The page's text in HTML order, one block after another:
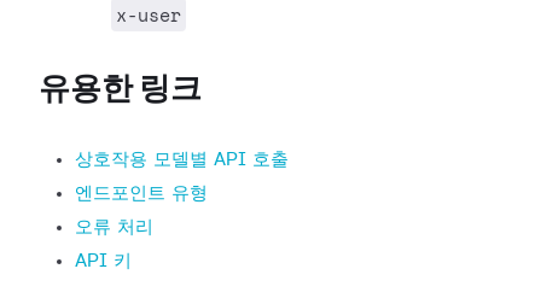
x-user
유용한 링크
상호작용 모델별 API 호출
엔드포인트 유형
오류 처리
API 키